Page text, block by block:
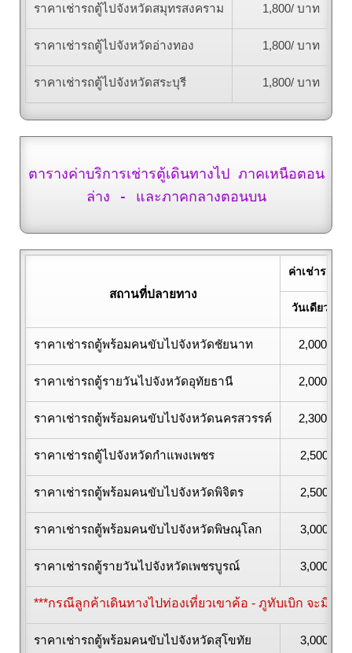
ราคาเช่ารถตู้ไปจังหวัดสมุทรสงคราม 1,800/ บาท
ราคาเช่ารถตู้ไปจังหวัดอ่างทอง 1,800/ บาท
ราคาเช่ารถตู้ไปจังหวัดสระบุรี 1,800/ บาท
ตารางค่าบริการเช่ารตู้เดินทางไป ภาคเหนือตอน
ล่าง - และภาคกลางตอนบน
สถานที่ปลายทาง
ค่าเช่ารถไป
วันเดียว / วั
ราคาเช่ารถตู้พร้อมคนขับไปจังหวัดชัยนาท 2,000 / บ
ราคาเช่ารถตู้รายวันไปจังหวัดอุทัยธานี 2,000 / บ
ราคาเช่ารถตู้พร้อมคนขับไปจังหวัดนครสวรรค์ 2,300 / บ
ราคาเช่ารถตู้ไปจังหวัดกำแพงเพชร 2,500/ บ
ราคาเช่ารถตู้พร้อมคนขับไปจังหวัดพิจิตร 2,500/ บ
ราคาเช่ารถตู้พร้อมคนขับไปจังหวัดพิษณุโลก 3,000/ บ
ราคาเช่ารถตู้รายวันไปจังหวัดเพชรบูรณ์ 3,000/ บ
***กรณีลูกค้าเดินทางไปท่องเที่ยวเขาค้อ - ภูทับเบิก จะมีค่
ราคาเช่ารถตู้พร้อมคนขับไปจังหวัดสุโขทัย 3,000/ บ